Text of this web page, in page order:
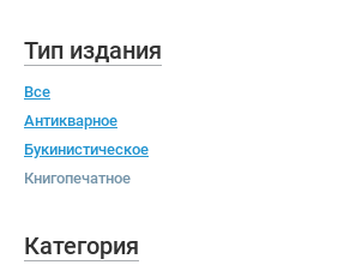
Тип издания
Все
Антикварное
Букинистическое
Книгопечатное
Категория